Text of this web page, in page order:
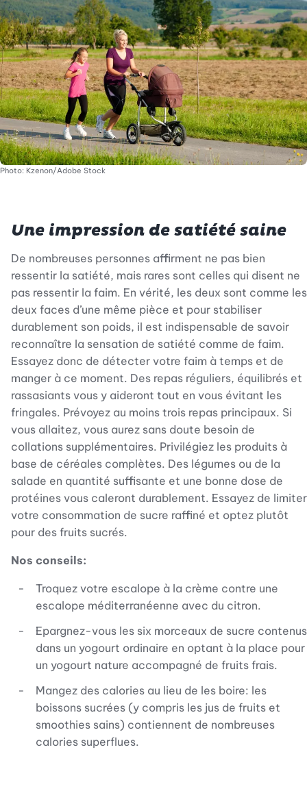
Photo: Kzenon/Adobe Stock
Une impression de satiété saine
De nombreuses personnes affirment ne pas bien
ressentir la satiété, mais rares sont celles qui disent ne
pas ressentir la faim. En vérité, les deux sont comme les
deux faces d’une même pièce et pour stabiliser
durablement son poids, il est indispensable de savoir
reconnaître la sensation de satiété comme de faim.
Essayez donc de détecter votre faim à temps et de
manger à ce moment. Des repas réguliers, équilibrés et
rassasiants vous y aideront tout en vous évitant les
fringales. Prévoyez au moins trois repas principaux. Si
vous allaitez, vous aurez sans doute besoin de
collations supplémentaires. Privilégiez les produits à
base de céréales complètes. Des légumes ou de la
salade en quantité suffisante et une bonne dose de
protéines vous caleront durablement. Essayez de limiter
votre consommation de sucre raffiné et optez plutôt
pour des fruits sucrés.
Nos conseils:
Troquez votre escalope à la crème contre une
escalope méditerranéenne avec du citron.
Epargnez-vous les six morceaux de sucre contenus
dans un yogourt ordinaire en optant à la place pour
un yogourt nature accompagné de fruits frais.
Mangez des calories au lieu de les boire: les
boissons sucrées (y compris les jus de fruits et
smoothies sains) contiennent de nombreuses
calories superflues.